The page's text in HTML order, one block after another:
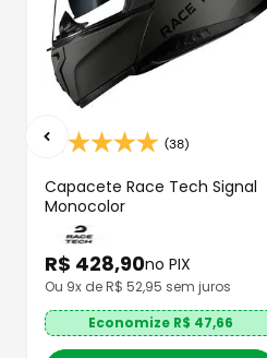
(38)
Capacete Race Tech Signal
Monocolor
R$ 428,90no PIX
Ou 9x de R$ 52,95 sem juros
Economize R$ 47,66